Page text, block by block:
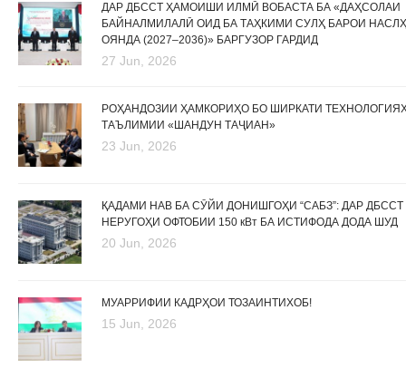
ДАР ДБССТ ҲАМОИШИ ИЛМӢ ВОБАСТА БА «ДАҲСОЛАИ
БАЙНАЛМИЛАЛӢ ОИД БА ТАҲКИМИ СУЛҲ БАРОИ
ОЯНДА (2027–2036)» БАРГУЗОР ГАРДИД
27 Jun, 2026
РОҲАНДОЗИИ ҲАМКОРИҲО БО ШИРКАТИ
ТАЪЛИМИИ «ШАНДУН ТАҶИАН»
23 Jun, 2026
ҚАДАМИ НАВ БА СӮЙИ ДОНИШГОҲИ “САБЗ”: ДАР ДБССТ
НЕРУГОҲИ ОФТОБИИ 150 кВт БА ИСТИФОДА ДОДА ШУД
20 Jun, 2026
МУАРРИФИИ КАДРҲОИ ТОЗАИНТИХОБ!
15 Jun, 2026